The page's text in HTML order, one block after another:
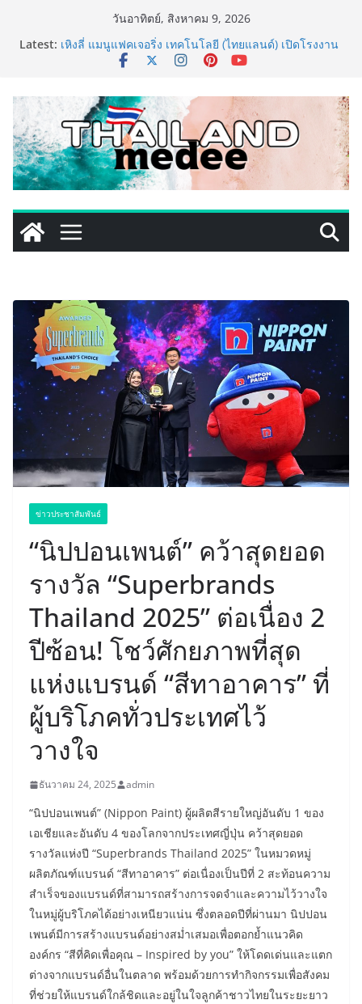
วันอาทิตย์, สิงหาคม 9, 2026
Latest: ททท. ประกาศความสำเร็จ Village to the World Season
5 ผนึก 9 พันธมิตร ขับเคลื่อน ESG Tourism สืบสานพระ
ราชปณิธาน สร้างคุณค่าการท่องเที่ยวไทยอย่างยั่งยืน
แห่งใหม่ในชลบุรี เดินหน้าขยายฐานการผลิตสู่เอเชียตะวัน
ออกเฉียงใต้ เสริมแกร่งยุทธศาสตร์ระดับโลก
LORDNINE จัดศึกคนดังสายเกม ไทย ปะทะ ฟิลิปปินส์ ใน
“Rise of the Tenth Lord” เปิดสงครามกิลด์ข้ามประเทศ
ฉลองเซิร์ฟเวอร์ใหม่ เฮเลนา
PIPPER STANDARD® เปิดตัวแชมพูอาบน้ำ และ โฟมอาบ
เลียขนได้ ปลอดภัย ไร้สารตกค้าง
เริ่มแล้ว! อ.ต.ก.แฟร์ 4 ภาค @ภาคกลาง “มนต์เสน่ห์เกษตร
ไทย สู่ใจกลางมหานคร” ชวนชิม ช้อป สินค้าเกษตร
ข่าวประชาสัมพันธ์
“นิปปอนเพนต์” คว้าสุดยอด
รางวัล “Superbrands
Thailand 2025” ต่อเนื่อง 2
ปีซ้อน! โชว์ศักยภาพที่สุด
แห่งแบรนด์ “สีทาอาคาร” ที่
ผู้บริโภคทั่วประเทศไว้
วางใจ
ธันวาคม 24, 2025 admin
“นิปปอนเพนต์” (Nippon Paint) ผู้ผลิตสีรายใหญ่อันดับ 1 ของ
เอเชียและอันดับ 4 ของโลกจากประเทศญี่ปุ่น คว้าสุดยอด
รางวัลแห่งปี “Superbrands Thailand 2025” ในหมวดหมู่
ผลิตภัณฑ์แบรนด์ “สีทาอาคาร” ต่อเนื่องเป็นปีที่ 2 สะท้อนความ
สำเร็จของแบรนด์ที่สามารถสร้างการจดจำและความไว้วางใจ
ในหมู่ผู้บริโภคได้อย่างเหนียวแน่น ซึ่งตลอดปีที่ผ่านมา นิปปอน
เพนต์มีการสร้างแบรนด์อย่างสม่ำเสมอเพื่อตอกย้ำแนวคิด
องค์กร “สีที่คิดเพื่อคุณ – Inspired by you” ให้โดดเด่นและแตก
ต่างจากแบรนด์อื่นในตลาด พร้อมด้วยการทำกิจกรรมเพื่อสังคม
ที่ช่วยให้แบรนด์ใกล้ชิดและอยู่ในใจลูกค้าชาวไทยในระยะยาว